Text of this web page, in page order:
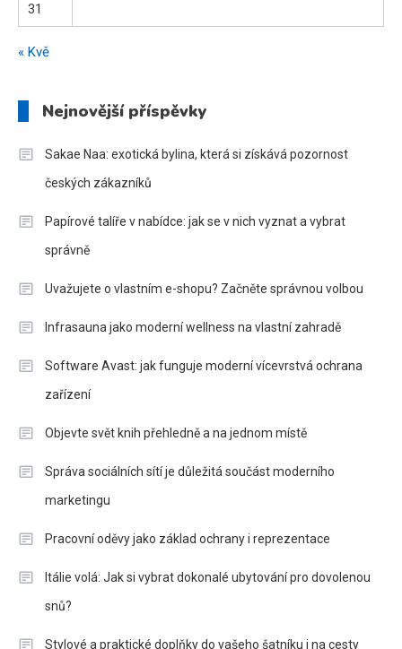
31
« Kvě
Nejnovější příspěvky
Sakae Naa: exotická bylina, která si získává pozornost
českých zákazníků
Papírové talíře v nabídce: jak se v nich vyznat a vybrat
správně
Uvažujete o vlastním e-shopu? Začněte správnou volbou
Infrasauna jako moderní wellness na vlastní zahradě
Software Avast: jak funguje moderní vícevrstvá ochrana
zařízení
Objevte svět knih přehledně a na jednom místě
Správa sociálních sítí je důležitá součást moderního
marketingu
Pracovní oděvy jako základ ochrany i reprezentace
Itálie volá: Jak si vybrat dokonalé ubytování pro dovolenou
snů?
Stylové a praktické doplňky do vašeho šatníku i na cesty